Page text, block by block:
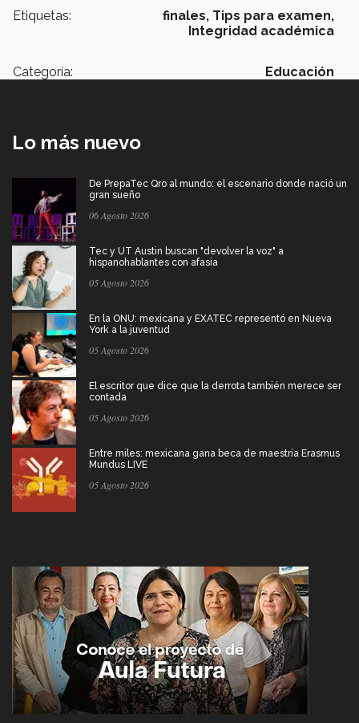
Etiquetas: finales, Tips para examen,
Integridad académica
Categoría: Educación
Lo más nuevo
De PrepaTec Qro al mundo: el escenario donde nació un
gran sueño
06 Agosto 2026
Tec y UT Austin buscan "devolver la voz" a
hispanohablantes con afasia
05 Agosto 2026
En la ONU: mexicana y EXATEC representó en Nueva
York a la juventud
05 Agosto 2026
El escritor que dice que la derrota también merece ser
contada
05 Agosto 2026
Entre miles: mexicana gana beca de maestría Erasmus
Mundus LIVE
05 Agosto 2026